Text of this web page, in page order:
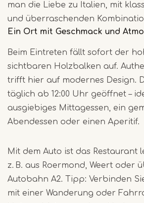
man die Liebe zu Italien, mit
und überraschenden
Ein Ort mit Geschmack und
Beim Eintreten fällt sofort der
sichtbaren Holzbalken auf.
trifft hier auf modernes Design.
täglich ab 12:00 Uhr geöffnet –
ausgiebiges Mittagessen, ein
Abendessen oder einen Aperitif.
Mit dem Auto ist das Restaurant
z. B. aus Roermond, Weert oder
Autobahn A2. Tipp: Verbinden
mit einer Wanderung oder